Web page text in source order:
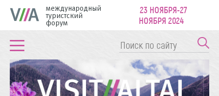
международный
туристский
форум
23 НОЯБРЯ-27
НОЯБРЯ 2024